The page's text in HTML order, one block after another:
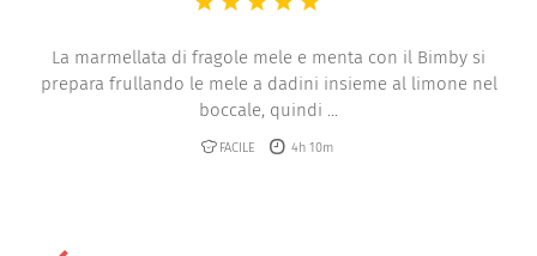
La marmellata di fragole mele e menta con il Bimby si
prepara frullando le mele a dadini insieme al limone nel
boccale, quindi ...
FACILE 4h 10m